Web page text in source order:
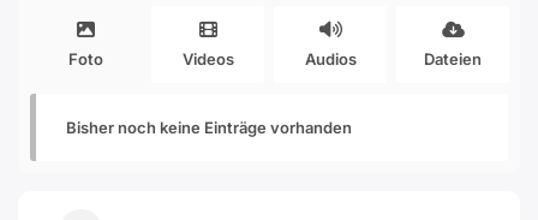
Foto Videos Audios Dateien
Bisher noch keine Einträge vorhanden